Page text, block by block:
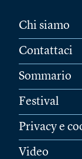
Chi siamo
Contattaci
Sommario
Festival
Privacy e
Video